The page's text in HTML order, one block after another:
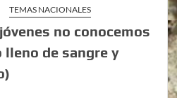
TEMAS NACIONALES
no conocemos
de sangre y